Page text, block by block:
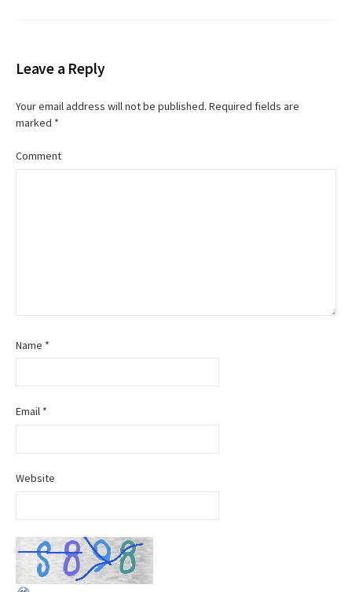
v
i
a
Leave a Reply
Your email address will not be published. Required fields are
marked *
Comment
Name *
Email *
Website